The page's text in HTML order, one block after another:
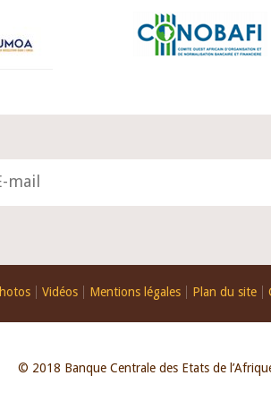
Vidéos Mentions légales Plan du site
© 2018 Banque Centrale des Etats de